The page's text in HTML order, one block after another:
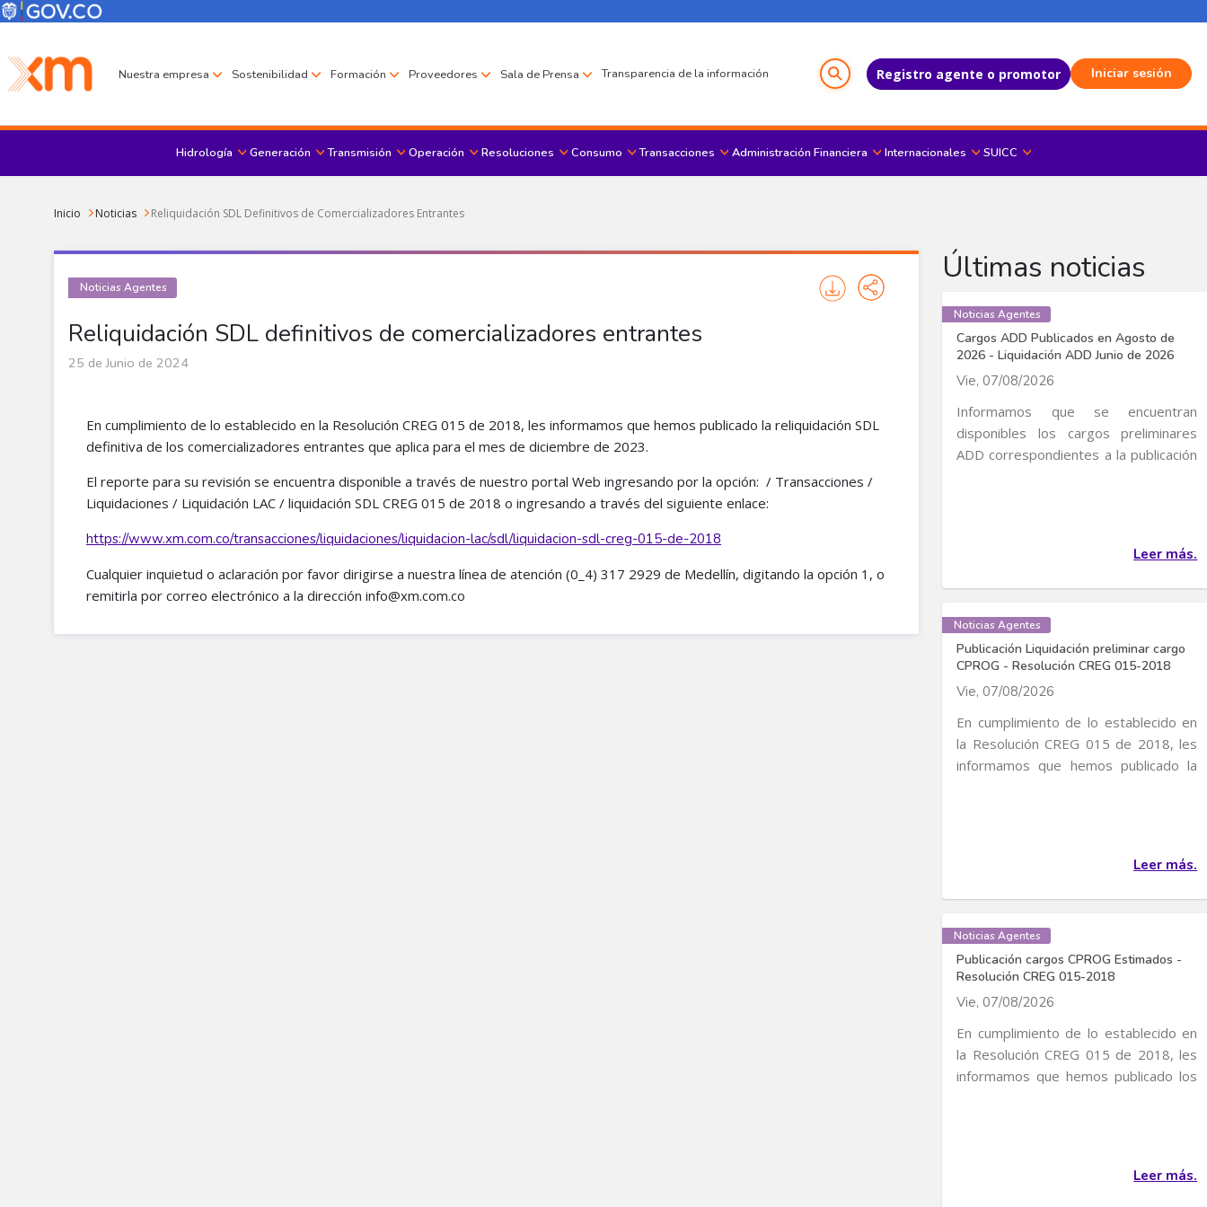
Pasar al contenido principal
Menú Corporativo
Menú de encabezado
Nuestra empresa Sostenibilidad Formación Proveedores Sala de Prensa Transparencia de la información Registro agente o promotor Iniciar sesión
Menu principal
Hidrología Generación Transmisión Operación Resoluciones Consumo Transacciones Administración Financiera Internacionales SUICC
Sobrescribir enlaces de ayuda a la navegación
Inicio Noticias Reliquidación SDL Definitivos de Comercializadores Entrantes
Reliquidación SDL definitivos de comercializadores entrantes
Noticias Agentes
25 de Junio de 2024
En cumplimiento de lo establecido en la Resolución CREG 015 de 2018, les informamos que hemos publicado la reliquidación SDL
definitiva de los comercializadores entrantes que aplica para el mes de diciembre de 2023.
El reporte para su revisión se encuentra disponible a través de nuestro portal Web ingresando por la opción: / Transacciones /
Liquidaciones / Liquidación LAC / liquidación SDL CREG 015 de 2018 o ingresando a través del siguiente enlace:
https://www.xm.com.co/transacciones/liquidaciones/liquidacion-lac/sdl/liquidacion-sdl-creg-015-de-2018
Cualquier inquietud o aclaración por favor dirigirse a nuestra línea de atención (0_4) 317 2929 de Medellín, digitando la opción 1, o
remitirla por correo electrónico a la dirección info@xm.com.co​​
Últimas noticias
Noticias Agentes
Cargos ADD Publicados en Agosto de
2026 - Liquidación ADD Junio de 2026
Vie, 07/08/2026
Informamos que se encuentran
disponibles los cargos preliminares
ADD correspondientes a la publicación
Leer más.
Noticias Agentes
Publicación Liquidación preliminar cargo
CPROG - Resolución CREG 015-2018
Vie, 07/08/2026
En cumplimiento de lo establecido en
la Resolución CREG 015 de 2018, les
informamos que hemos publicado la
Leer más.
Noticias Agentes
Publicación cargos CPROG Estimados -
Resolución CREG 015-2018
Vie, 07/08/2026
En cumplimiento de lo establecido en
la Resolución CREG 015 de 2018, les
informamos que hemos publicado los
Leer más.